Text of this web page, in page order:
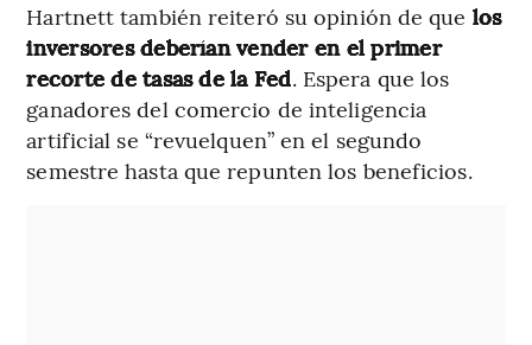
Hartnett también reiteró su opinión de que los
inversores deberían vender en el primer
recorte de tasas de la Fed. Espera que los
ganadores del comercio de inteligencia
artificial se “revuelquen” en el segundo
semestre hasta que repunten los beneficios.